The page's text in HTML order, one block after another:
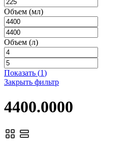
Объем (мл)
Объем (л)
Показать (1)
Закрыть фильтр
4400.0000